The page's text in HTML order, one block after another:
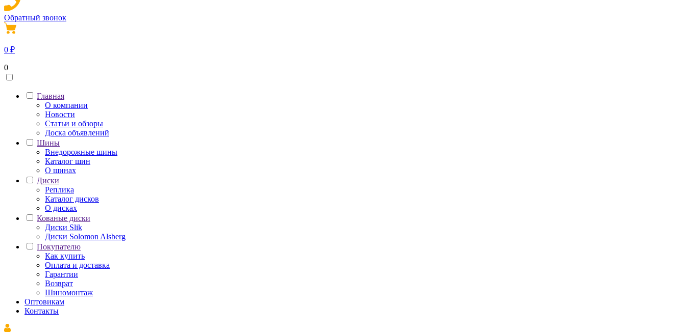
Обратный звонок
0 ₽
0
Главная
О компании
Новости
Статьи и обзоры
Доска объявлений
Шины
Внедорожные шины
Каталог шин
О шинах
Диски
Реплика
Каталог дисков
О дисках
Кованые диски
Диски Slik
Диски Solomon Alsberg
Покупателю
Как купить
Оплата и доставка
Гарантии
Возврат
Шиномонтаж
Оптовикам
Контакты